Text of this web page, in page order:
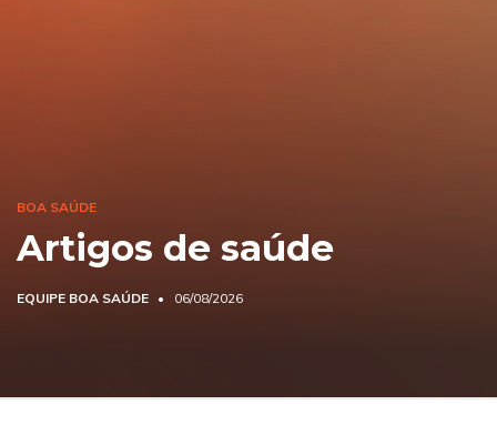
BOA SAÚDE
Artigos de saúde
EQUIPE BOA SAÚDE 06/08/2026